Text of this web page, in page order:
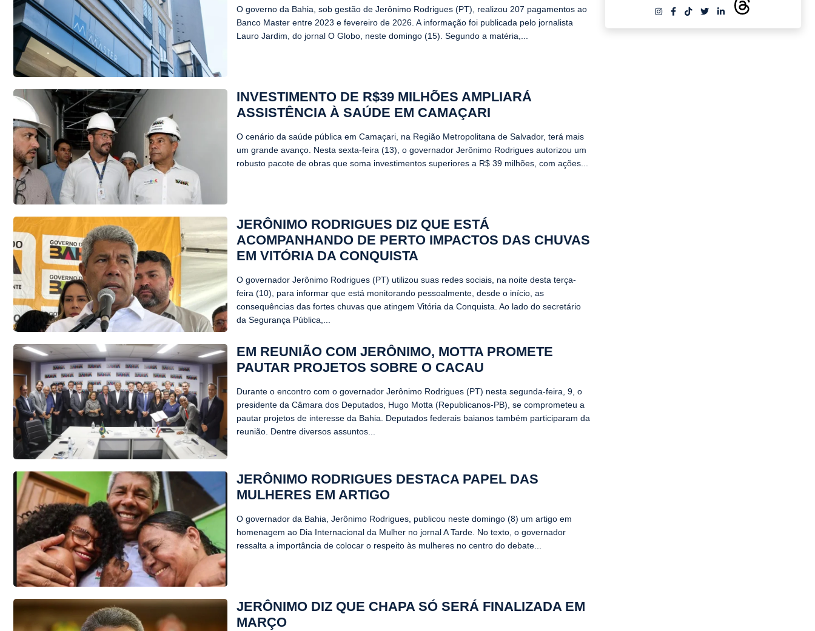
O governo da Bahia, sob gestão de Jerônimo Rodrigues (PT), realizou 207 pagamentos ao
Banco Master entre 2023 e fevereiro de 2026. A informação foi publicada pelo jornalista
Lauro Jardim, do jornal O Globo, neste domingo (15). Segundo a matéria,...
INVESTIMENTO DE R$39 MILHÕES AMPLIARÁ
ASSISTÊNCIA À SAÚDE EM CAMAÇARI
O cenário da saúde pública em Camaçari, na Região Metropolitana de Salvador, terá mais
um grande avanço. Nesta sexta-feira (13), o governador Jerônimo Rodrigues autorizou um
robusto pacote de obras que soma investimentos superiores a R$ 39 milhões, com ações...
JERÔNIMO RODRIGUES DIZ QUE ESTÁ
ACOMPANHANDO DE PERTO IMPACTOS DAS CHUVAS
EM VITÓRIA DA CONQUISTA
O governador Jerônimo Rodrigues (PT) utilizou suas redes sociais, na noite desta terça-
feira (10), para informar que está monitorando pessoalmente, desde o início, as
consequências das fortes chuvas que atingem Vitória da Conquista. Ao lado do secretário
da Segurança Pública,...
EM REUNIÃO COM JERÔNIMO, MOTTA PROMETE
PAUTAR PROJETOS SOBRE O CACAU
Durante o encontro com o governador Jerônimo Rodrigues (PT) nesta segunda-feira, 9, o
presidente da Câmara dos Deputados, Hugo Motta (Republicanos-PB), se comprometeu a
pautar projetos de interesse da Bahia. Deputados federais baianos também participaram da
reunião. Dentre diversos assuntos...
JERÔNIMO RODRIGUES DESTACA PAPEL DAS
MULHERES EM ARTIGO
O governador da Bahia, Jerônimo Rodrigues, publicou neste domingo (8) um artigo em
homenagem ao Dia Internacional da Mulher no jornal A Tarde. No texto, o governador
ressalta a importância de colocar o respeito às mulheres no centro do debate...
JERÔNIMO DIZ QUE CHAPA SÓ SERÁ FINALIZADA EM
MARÇO